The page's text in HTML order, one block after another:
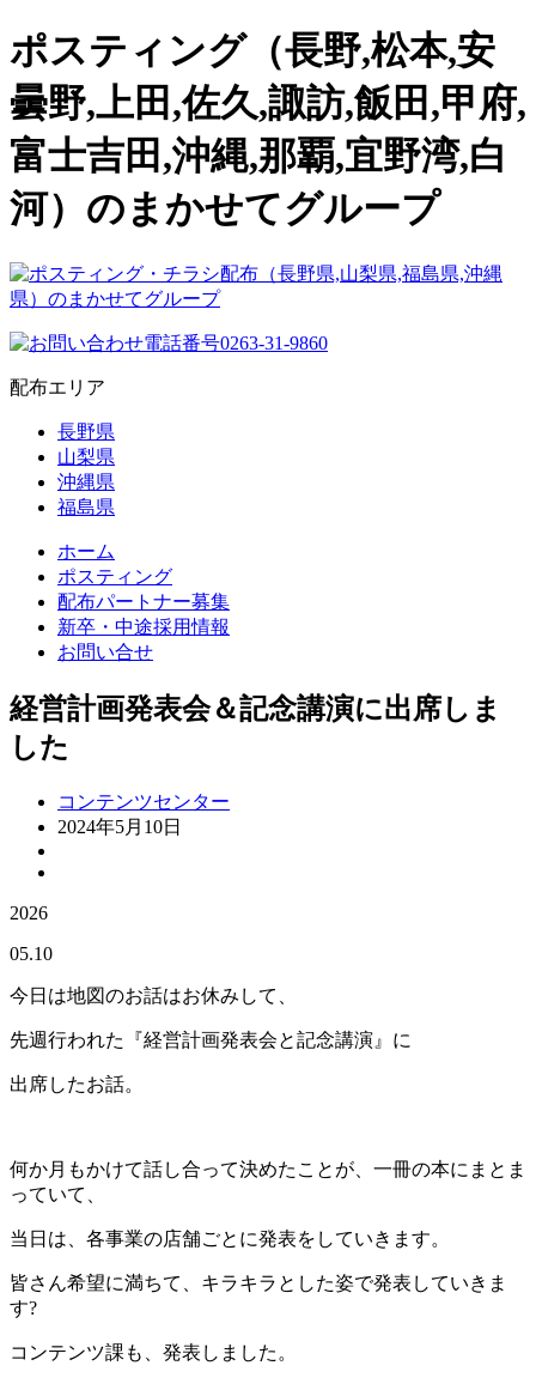
ポスティング（長野,松本,安
曇野,上田,佐久,諏訪,飯田,甲府,
富士吉田,沖縄,那覇,宜野湾,白
河）のまかせてグループ
配布エリア
長野県
山梨県
沖縄県
福島県
ホーム
ポスティング
配布パートナー募集
新卒・中途採用情報
お問い合せ
経営計画発表会＆記念講演に出席しま
した
コンテンツセンター
2024年5月10日
2026
05.10
今日は地図のお話はお休みして、
先週行われた『経営計画発表会と記念講演』に
出席したお話。
何か月もかけて話し合って決めたことが、一冊の本にまとま
っていて、
当日は、各事業の店舗ごとに発表をしていきます。
皆さん希望に満ちて、キラキラとした姿で発表していきま
す?
コンテンツ課も、発表し ました。